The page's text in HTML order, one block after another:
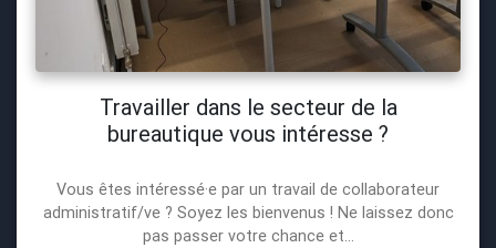
Travailler dans le secteur de la
bureautique vous intéresse ?
Vous êtes intéressé·e par un travail de collaborateur
administratif/ve ? Soyez les bienvenus ! Ne laissez donc
pas passer votre chance et...